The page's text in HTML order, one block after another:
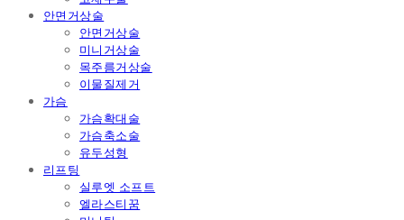
안면거상술
안면거상술
미니거상술
목주름거상술
이물질제거
가슴
가슴확대술
가슴축소술
유두성형
리프팅
실루엣 소프트
엘라스티꿈